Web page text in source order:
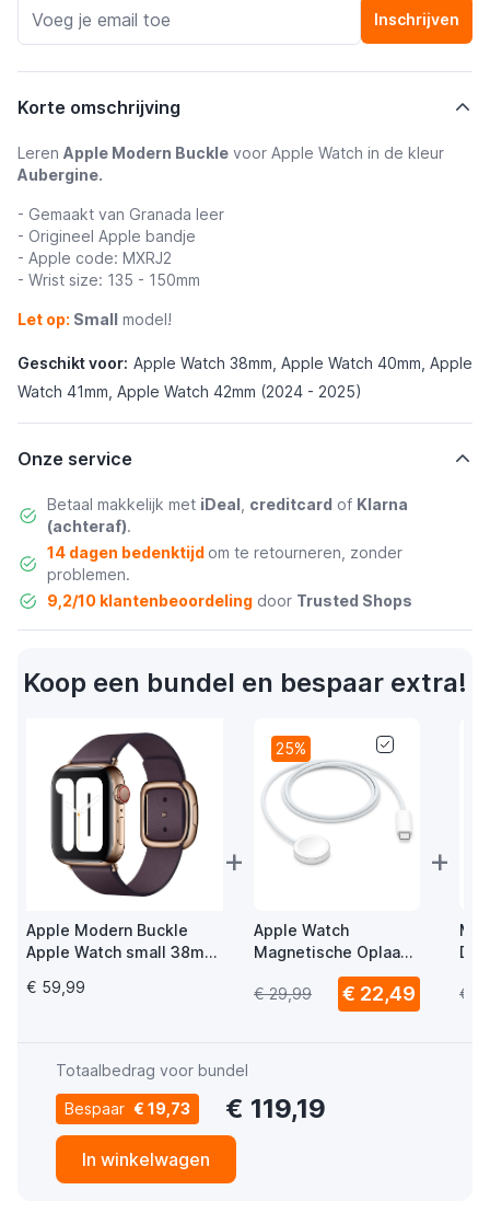
Inschrijven
Korte omschrijving
Leren Apple Modern Buckle voor Apple Watch in de kleur
Aubergine.
- Gemaakt van Granada leer
- Origineel Apple bandje
- Apple code: MXRJ2
- Wrist size: 135 - 150mm
Let op: Small model!
Geschikt voor: Apple Watch 38mm, Apple Watch 40mm, Apple
Watch 41mm, Apple Watch 42mm (2024 - 2025)
Onze service
Betaal makkelijk met iDeal creditcard of Klarna
(achteraf).
14 dagen bedenktijd om te retourneren, zonder
problemen.
9,2/10 klantenbeoordelingdoor Trusted Shops
Koop een bundel en bespaar extra!
Apple Modern Buckle
Apple Watch small 38mm
Aubergine
€ 59,99
+
25%
Apple Watch
Magnetische Oplaad
USB-C Kabel 1m
€ 29,99
€ 22,49
+
€
Totaalbedrag voor bundel
Bespaar € 19,73 € 119,19
In winkelwagen